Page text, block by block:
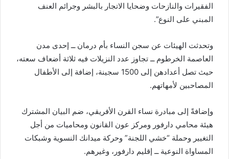
الفقيرات والنازحات وضحايا الاتجار بالبشر وجرائم العنف
المبني على النوع”.
وتحدثت الهيئات عن سجن النساء بأم درمان ــ إحدى مدن
العاصمة الخرطوم ــ تجاوز عدد النزيلات فيه ثلاثة أضعاف سعته،
حيث تصل أعدادهن إلى 1500 سجينة، إضافة إلى الأطفال
المصاحبين لأمهاتهم.
وإضافةً إلى مبادرة نساء القرن الأفريقي، ضم البيان المشترك
هيئة محامي دارفور ومركز عون القانون ومحاميات من أجل
التغيير وحملة “خشي اللجنة” وحركة ميدانك النسوية وشبكات
المساواة النوعية ــ إقليم دارفور، وغيرهم.